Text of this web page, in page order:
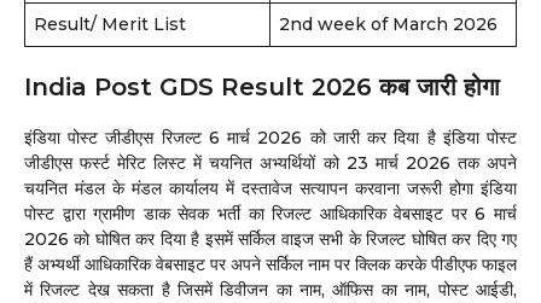
Result/ Merit List 2nd week of March 2026
India Post GDS Result 2026 कब जारी होगा
इंडिया पोस्ट जीडीएस रिजल्ट 6 मार्च 2026 को जारी कर दिया है इंडिया पोस्ट
जीडीएस फर्स्ट मेरिट लिस्ट में चयनित अभ्यर्थियों को 23 मार्च 2026 तक अपने
चयनित मंडल के मंडल कार्यालय में दस्तावेज सत्यापन करवाना जरूरी होगा इंडिया
पोस्ट द्वारा ग्रामीण डाक सेवक भर्ती का रिजल्ट आधिकारिक वेबसाइट पर 6 मार्च
2026 को घोषित कर दिया है इसमें सर्किल वाइज सभी के रिजल्ट घोषित कर दिए गए
हैं अभ्यर्थी आधिकारिक वेबसाइट पर अपने सर्किल नाम पर क्लिक करके पीडीएफ फाइल
में रिजल्ट देख सकता है जिसमें डिवीजन का नाम, ऑफिस का नाम, पोस्ट आईडी,